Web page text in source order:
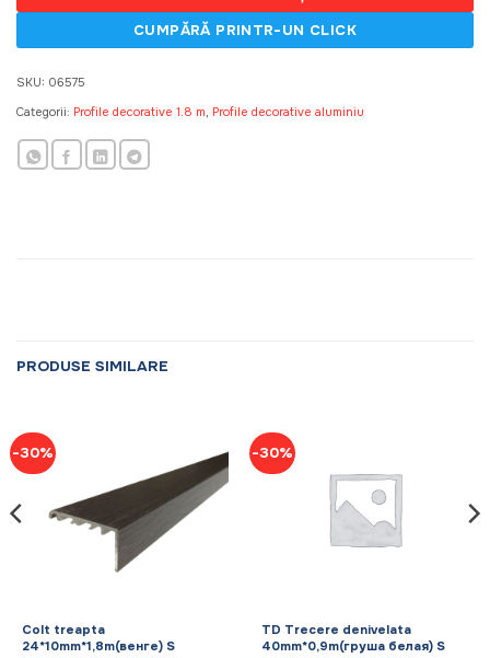
SKU: 06575
Categorii: Profile decorative 1.8 m, Profile decorative aluminiu
PRODUSE SIMILARE
-30%
Colt treapta
24*10mm*1,8m(венге) S
-30%
TD Trecere denivelata
40mm*0,9m(груша белая) S